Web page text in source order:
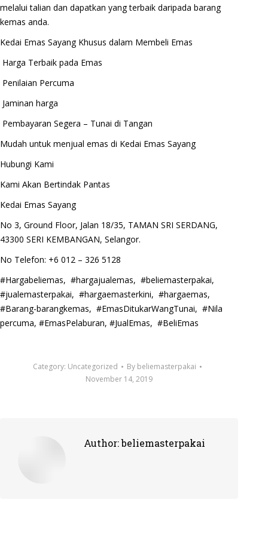
melalui talian dan dapatkan yang terbaik daripada barang
kemas anda.
Kedai Emas Sayang Khusus dalam Membeli Emas
Harga Terbaik pada Emas
Penilaian Percuma
Jaminan harga
Pembayaran Segera – Tunai di Tangan
Mudah untuk menjual emas di Kedai Emas Sayang
Hubungi Kami
Kami Akan Bertindak Pantas
Kedai Emas Sayang
No 3, Ground Floor, Jalan 18/35, TAMAN SRI SERDANG,
43300 SERI KEMBANGAN, Selangor.
No Telefon: +6 012 – 326 5128
#Hargabeliemas, #hargajualemas, #beliemasterpakai,
#jualemasterpakai, #hargaemasterkini, #hargaemas,
#Barang-barangkemas, #EmasDitukarWangTunai, #Nila
percuma, #EmasPelaburan, #JualEmas, #BeliEmas
Category: Uncategorized By beliemasterpakai
November 14, 2019
Author:beliemasterpakai